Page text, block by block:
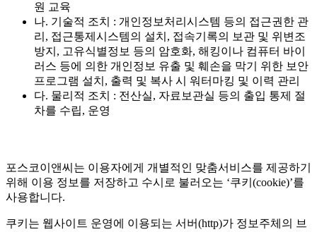
원 교육
나. 기술적 조치 : 개인정보처리시스템 등의 접근권한 관
리, 접근통제시스템의 설치, 접속기록의 보관 및 위변조
방지, 고유식별정보 등의 암호화, 해킹이나 컴퓨터 바이
러스 등에 의한 개인정보 유출 및 훼손을 막기 위한 보안
프로그램 설치, 출력 및 복사 시 워터마킹 및 이력 관리
다. 물리적 조치 : 전산실, 자료보관실 등의 출입 통제 절
차를 수립, 운영
포스코이앤씨는 이용자에게 개별적인 맞춤서비스를 제공하기
위해 이용 정보를 저장하고 수시로 불러오는 ‘쿠키(cookie)’를
사용합니다.
쿠키는 웹사이트 운영에 이용되는 서버(http)가 정보주체의 브